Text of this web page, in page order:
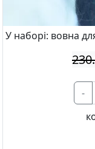
У наборі: вовна
-